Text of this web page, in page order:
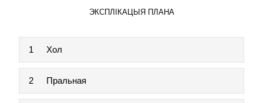
ЭКСПЛІКАЦЫЯ ПЛАНА
1 Хол
2 Пральная